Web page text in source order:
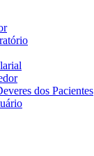
dos Pacientes